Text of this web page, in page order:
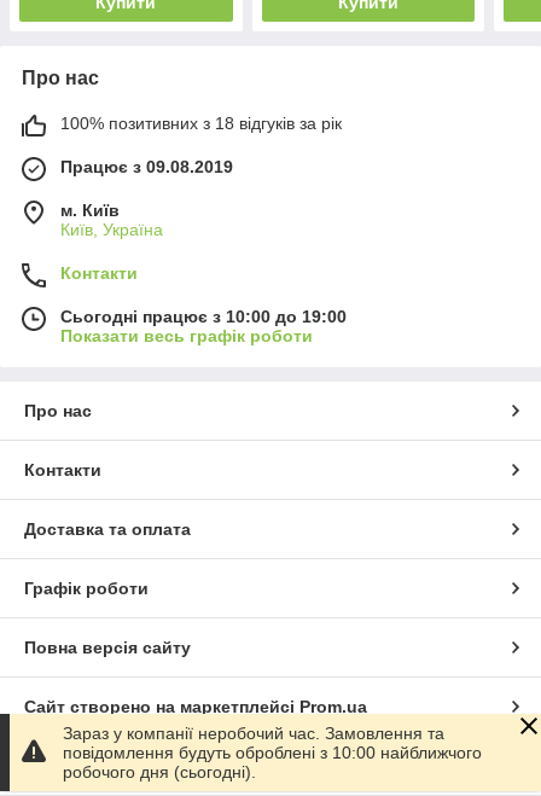
Про нас
100% позитивних з 18 відгуків за рік
Працює з 09.08.2019
м. Київ
Київ, Україна
Контакти
Сьогодні працює з 10:00 до 19:00
Показати весь графік роботи
Про нас
Контакти
Доставка та оплата
Графік роботи
Повна версія сайту
Сайт створено на маркетплейсі Prom.ua
Політика конфіденційності
Зараз у компанії неробочий час. Замовлення та
повідомлення будуть оброблені з 10:00 найближчого
робочого дня (сьогодні).